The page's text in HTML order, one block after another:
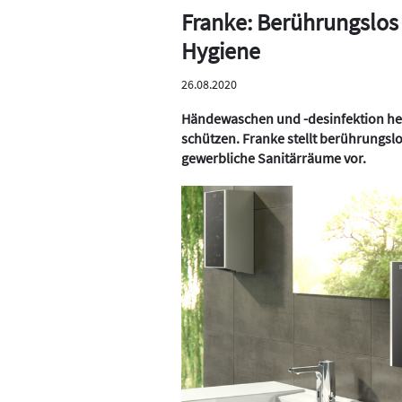
Franke:
Hygiene
26.08.2020
Händewaschen und -desinfektion
schützen. Franke stellt
gewerbliche Sanitärräume vor.